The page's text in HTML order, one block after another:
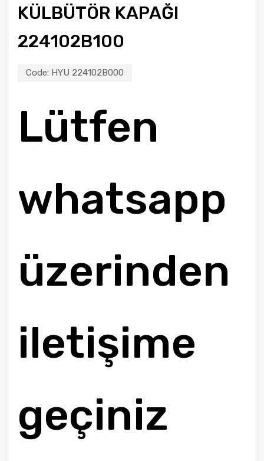
KÜLBÜTÖR KAPAĞI
224102B100
Code: HYU 224102B000
Lütfen
whatsapp
üzerinden
iletişime
geçiniz